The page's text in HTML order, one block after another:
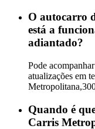
O autocarro
está a
adiantado?
Pode
atualizações em
Quando é
Carris